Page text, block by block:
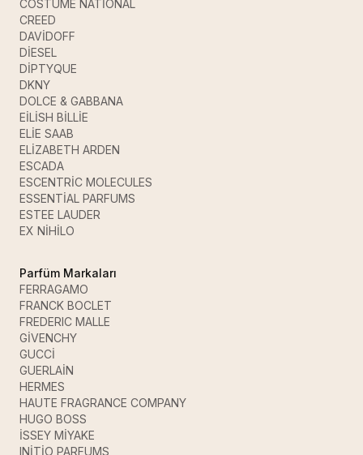
COSTUME NATİONAL
CREED
DAVİDOFF
DİESEL
DİPTYQUE
DKNY
DOLCE & GABBANA
EİLİSH BİLLİE
ELİE SAAB
ELİZABETH ARDEN
ESCADA
ESCENTRİC MOLECULES
ESSENTİAL PARFUMS
ESTEE LAUDER
EX NİHİLO
Parfüm Markaları
FERRAGAMO
FRANCK BOCLET
FREDERIC MALLE
GİVENCHY
GUCCİ
GUERLAİN
HERMES
HAUTE FRAGRANCE COMPANY
HUGO BOSS
İSSEY MİYAKE
INİTİO PARFUMS